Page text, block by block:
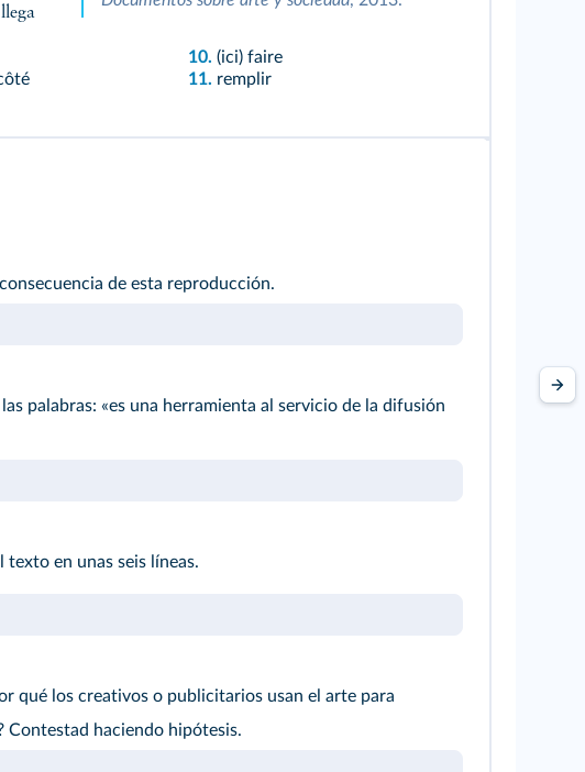
10. (ici) faire
11. remplir
de esta reproducción.
palabras: «es una herramienta al servicio de la difusión
texto en unas seis líneas.
qué los creativos o publicitarios usan el arte para
Contestad haciendo hipótesis.